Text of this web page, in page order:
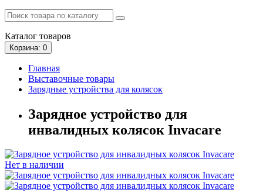
Каталог товаров
Корзина: 0
Главная
Выставочные товары
Зарядные устройства для колясок
Зарядное устройство для
инвалидных колясок Invacare
Нет в наличии